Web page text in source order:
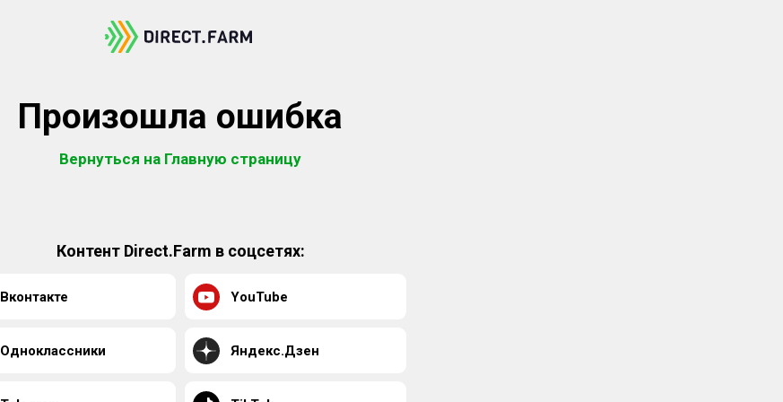
Произошла ошибка
Вернуться на Главную страницу
Контент Direct.Farm в соцсетях:
Вконтакте YouTube
Одноклассники Яндекс.Дзен